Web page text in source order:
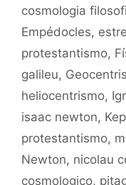
cosmologia
Empédocles,
protestantismo,
galileu,
heliocentrismo,
isaac newton,
protestantismo,
Newton, nicolau
cosmologico,